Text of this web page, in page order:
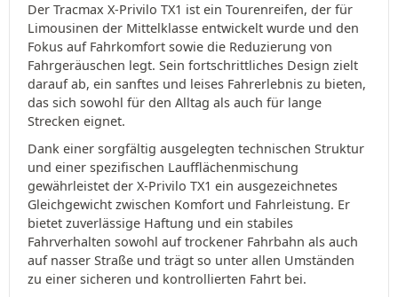
Der Tracmax X-Privilo TX1 ist ein Tourenreifen, der für
Limousinen der Mittelklasse entwickelt wurde und den
Fokus auf Fahrkomfort sowie die Reduzierung von
Fahrgeräuschen legt. Sein fortschrittliches Design zielt
darauf ab, ein sanftes und leises Fahrerlebnis zu bieten,
das sich sowohl für den Alltag als auch für lange
Strecken eignet.
Dank einer sorgfältig ausgelegten technischen Struktur
und einer spezifischen Laufflächenmischung
gewährleistet der X-Privilo TX1 ein ausgezeichnetes
Gleichgewicht zwischen Komfort und Fahrleistung. Er
bietet zuverlässige Haftung und ein stabiles
Fahrverhalten sowohl auf trockener Fahrbahn als auch
auf nasser Straße und trägt so unter allen Umständen
zu einer sicheren und kontrollierten Fahrt bei.